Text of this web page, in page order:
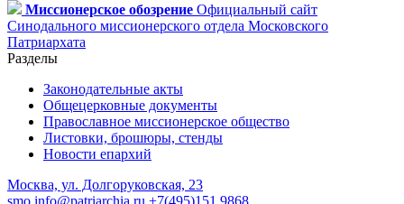
Миссионерское обозрение Официальный сайт
Синодального миссионерского отдела Московского
Патриархата
Разделы
Законодательные акты
Общецерковные документы
Православное миссионерское общество
Листовки, брошюры, стенды
Новости епархий
Москва, ул. Долгоруковская, 23
smo.info@patriarchia.ru +7(495)151 9868